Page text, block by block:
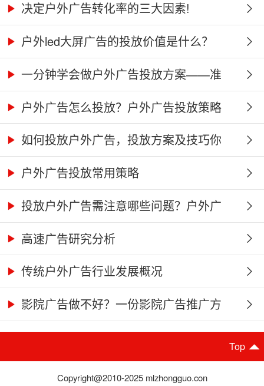
决定户外广告转化率的三大因素!
户外led大屏广告的投放价值是什么？
一分钟学会做户外广告投放方案——准
星...户外广告怎么投放？户外广告投放策略
分...如何投放户外广告，投放方案及技巧你
知...户外广告投放常用策略
投放户外广告需注意哪些问题？户外广
告...高速广告研究分析
传统户外广告行业发展概况
影院广告做不好？一份影院广告推广方
案...
Top
Copyright@2010-2025 mlzhongguo.con